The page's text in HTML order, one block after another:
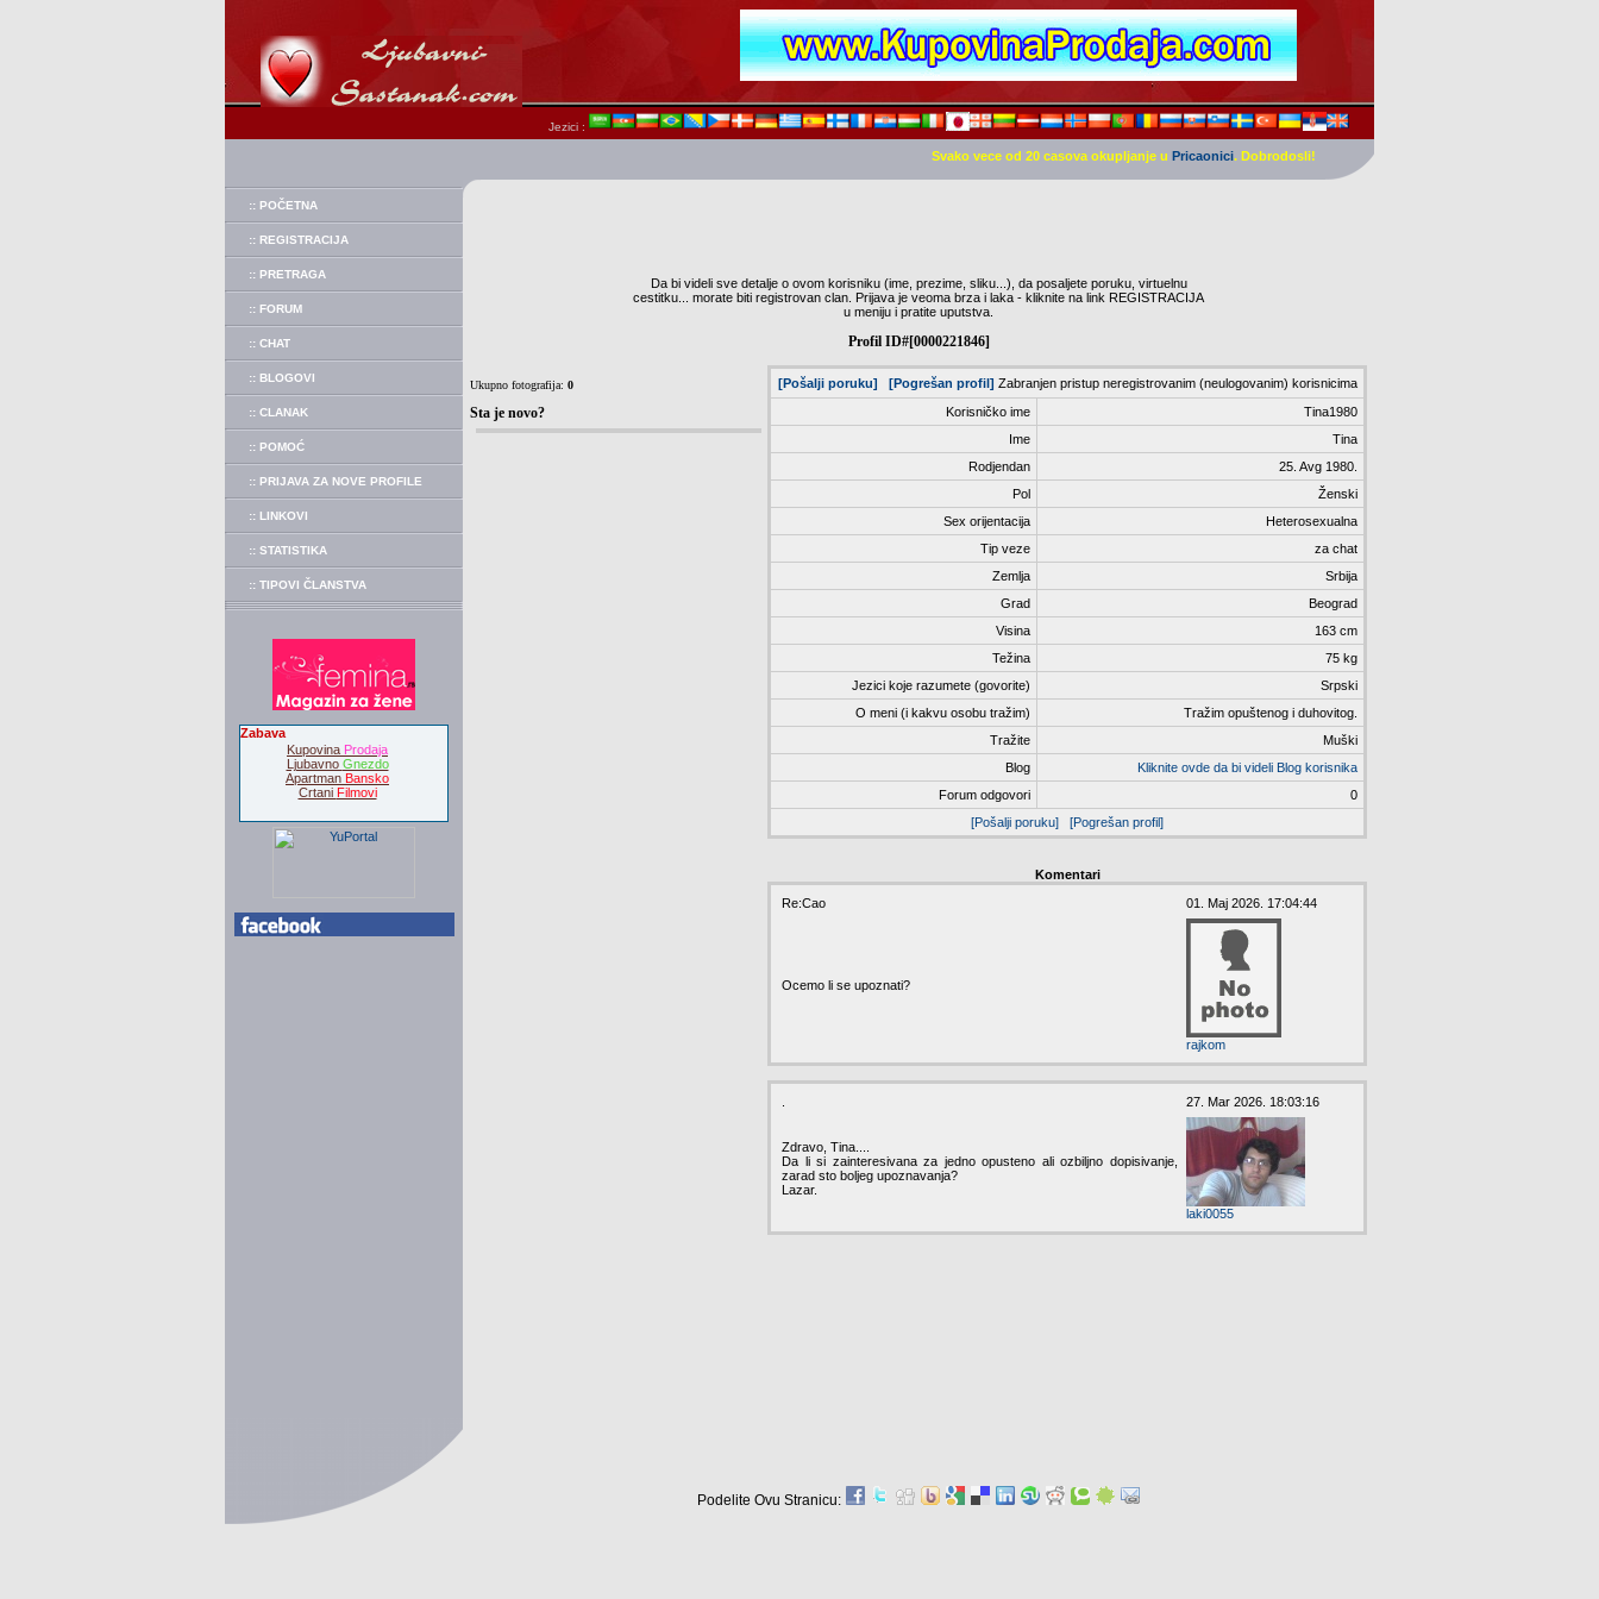
Jezici :
:: POČETNA
:: REGISTRACIJA
:: PRETRAGA
:: FORUM
:: CHAT
:: BLOGOVI
:: CLANAK
:: POMOĆ
:: PRIJAVA ZA NOVE PROFILE
:: LINKOVI
:: STATISTIKA
:: TIPOVI ČLANSTVA
Zabava
Kupovina Prodaja
Ljubavno Gnezdo
Apartman Bansko
Crtani Filmovi
Svako vece od 20 casova okupljanje u Pricaonici. Dobrodosli!
Da bi videli sve detalje o ovom korisniku (ime, prezime, sliku...), da posaljete poruku, virtuelnu
cestitku... morate biti registrovan clan. Prijava je veoma brza i laka - kliknite na link REGISTRACIJA
u meniju i pratite uputstva.
Profil ID#[0000221846]
Ukupno fotografija: 0
Sta je novo?
[Pošalji poruku] [Pogrešan profil] Zabranjen pristup neregistrovanim (neulogovanim) korisnicima
Korisničko ime
Tina1980
Ime
Tina
Rodjendan
25. Avg 1980.
Pol
Ženski
Sex orijentacija
Heterosexualna
Tip veze
za chat
Zemlja
Srbija
Grad
Beograd
Visina
163 cm
Težina
75 kg
Jezici koje razumete (govorite)
Srpski
O meni (i kakvu osobu tražim)
Tražim opuštenog i duhovitog.
Tražite
Muški
Blog
Kliknite ovde da bi videli Blog korisnika
Forum odgovori
0
[Pošalji poruku]
[Pogrešan profil]
Komentari
Re:Cao
01. Maj 2026. 17:04:44
Ocemo li se upoznati?
rajkom
27. Mar 2026. 18:03:16
Zdravo, Tina....
Da li si zainteresivana za jedno opusteno ali ozbiljno dopisivanje,
zarad sto boljeg upoznavanja?
Lazar.
laki0055
Podelite Ovu Stranicu: